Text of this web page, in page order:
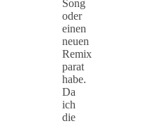
Song
oder
einen
neuen
Remix
parat
habe.
Da
ich
die